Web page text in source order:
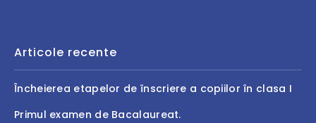
Articole recente
Încheierea etapelor de înscriere a copiilor în clasa I
Primul examen de Bacalaureat.